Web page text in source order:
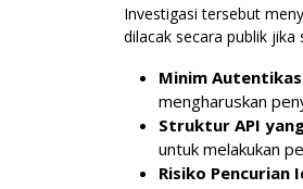
Investigasi tersebut
dilacak secara publik
Minim
mengharuskan
Struktur API
untuk melakukan
Risiko Pencurian